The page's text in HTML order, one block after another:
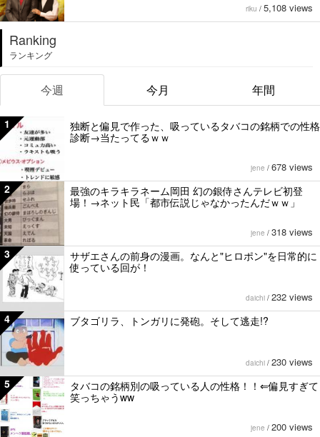
riku / 5,108 views
Ranking
ランキング
今週 今月 年間
1
独断と偏見で作った、吸っているタバコの銘柄での性格
診断→当たってるｗｗ
jene / 678 views
2
最強のキラキラネーム岡田 幻の銀侍さんテレビ初登
場！→ネット民「都市伝説じゃなかったんだｗｗ」
jene / 318 views
3
サザエさんの前身の漫画。なんと"ヒロポン"を日常的に
使っている回が！
daichi / 232 views
4 ブタゴリラ、トンガリに発砲。そして逃走!?
daichi / 230 views
5
タバコの銘柄別の吸っている人の性格！！⇐偏見すぎて
笑っちゃうww
jene / 200 views